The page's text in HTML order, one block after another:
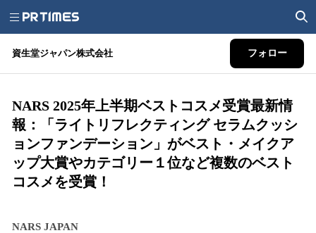
資生堂ジャパン株式会社 フォロー
NARS 2025年上半期ベストコスメ受賞最新情
報：「ライトリフレクティング セラムクッシ
ョンファンデーション」がベスト・メイクア
ップ大賞やカテゴリー１位など複数のベスト
コスメを受賞！
NARS JAPAN